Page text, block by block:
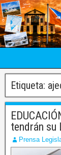
Etiqueta:
tendrán su
Prensa